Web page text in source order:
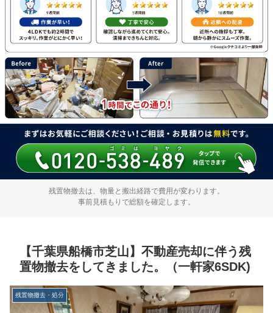
残置物撤去は、物量と搬出経路で費用が変わります。
事前見積もりで総額を確定します。
【千葉県船橋市芝山】不動産売却に伴う残
置物撤去をしてきました。（一軒家6SDK)
残置物撤去・処分